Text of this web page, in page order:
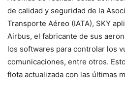
de calidad y seguridad de la
Transporte Aéreo (IATA), SKY
Airbus, el fabricante de sus
los softwares para controlar los
comunicaciones, entre otros.
flota actualizada con las últimas